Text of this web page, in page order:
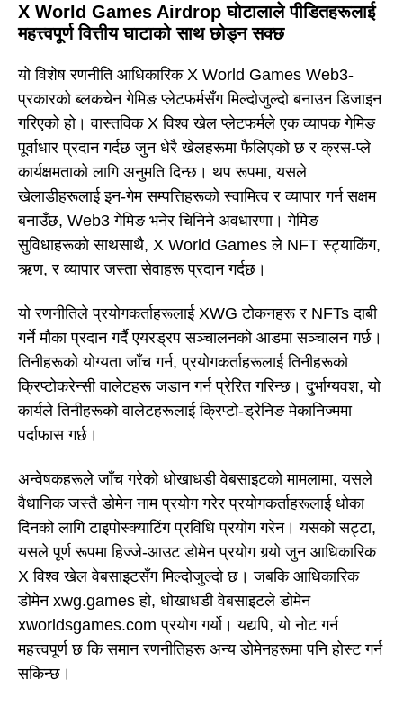
X World Games Airdrop घोटालाले पीडितहरूलाई
महत्त्वपूर्ण वित्तीय घाटाको साथ छोड्न सक्छ
यो विशेष रणनीति आधिकारिक X World Games Web3-
प्रकारको ब्लकचेन गेमिङ प्लेटफर्मसँग मिल्दोजुल्दो बनाउन डिजाइन
गरिएको हो। वास्तविक X विश्व खेल प्लेटफर्मले एक व्यापक गेमिङ
पूर्वाधार प्रदान गर्दछ जुन धेरै खेलहरूमा फैलिएको छ र क्रस-प्ले
कार्यक्षमताको लागि अनुमति दिन्छ। थप रूपमा, यसले
खेलाडीहरूलाई इन-गेम सम्पत्तिहरूको स्वामित्व र व्यापार गर्न सक्षम
बनाउँछ, Web3 गेमिङ भनेर चिनिने अवधारणा। गेमिङ
सुविधाहरूको साथसाथै, X World Games ले NFT स्ट्याकिंग,
ऋण, र व्यापार जस्ता सेवाहरू प्रदान गर्दछ।
यो रणनीतिले प्रयोगकर्ताहरूलाई XWG टोकनहरू र NFTs दाबी
गर्ने मौका प्रदान गर्दै एयरड्रप सञ्चालनको आडमा सञ्चालन गर्छ।
तिनीहरूको योग्यता जाँच गर्न, प्रयोगकर्ताहरूलाई तिनीहरूको
क्रिप्टोकरेन्सी वालेटहरू जडान गर्न प्रेरित गरिन्छ। दुर्भाग्यवश, यो
कार्यले तिनीहरूको वालेटहरूलाई क्रिप्टो-ड्रेनिङ मेकानिज्ममा
पर्दाफास गर्छ।
अन्वेषकहरूले जाँच गरेको धोखाधडी वेबसाइटको मामलामा, यसले
वैधानिक जस्तै डोमेन नाम प्रयोग गरेर प्रयोगकर्ताहरूलाई धोका
दिनको लागि टाइपोस्क्याटिंग प्रविधि प्रयोग गरेन। यसको सट्टा,
यसले पूर्ण रूपमा हिज्जे-आउट डोमेन प्रयोग गर्‍यो जुन आधिकारिक
X विश्व खेल वेबसाइटसँग मिल्दोजुल्दो छ। जबकि आधिकारिक
डोमेन xwg.games हो, धोखाधडी वेबसाइटले डोमेन
xworldsgames.com प्रयोग गर्यो। यद्यपि, यो नोट गर्न
महत्त्वपूर्ण छ कि समान रणनीतिहरू अन्य डोमेनहरूमा पनि होस्ट गर्न
सकिन्छ।